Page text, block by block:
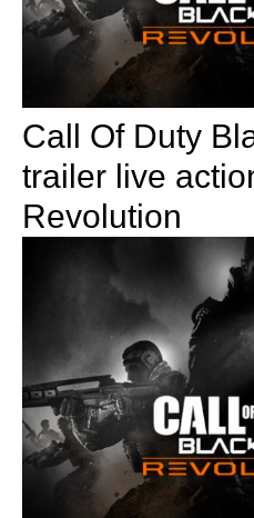
Call Of Duty
trailer live
Revolution